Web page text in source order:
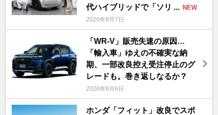
代ハイブリッドで「ソリ ... NEW
2026年8月7日
「WR-V」販売失速の原因…
「輸入車」ゆえの不確実な納
期、一部改良控え受注停止のグ
レードも。巻き返しなるか？
2026年8月6日
ホンダ「フィット」改良でスポ